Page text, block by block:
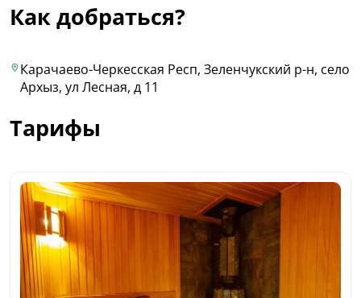
Как добраться?
Карачаево-Черкесская Респ, Зеленчукский р-н, село
Архыз, ул Лесная, д 11
Тарифы